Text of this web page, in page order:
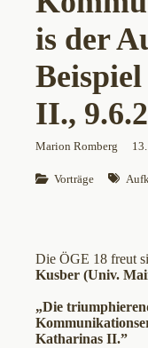
is der
II.,
Marion Romberg
Vorträge
Die ÖGE 18 freut
Kusber (Univ.
„Die
Katharinas II.”